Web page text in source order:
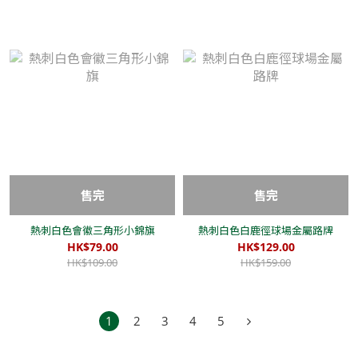
售完
熱刺白色會徽三角形小錦旗
HK$79.00
HK$109.00
售完
熱刺白色白鹿徑球場金屬路牌
HK$129.00
HK$159.00
1 2 3 4 5